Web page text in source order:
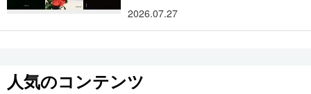
2026.07.27
人気のコンテンツ